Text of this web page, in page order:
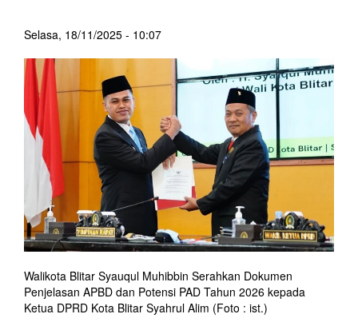
Selasa, 18/11/2025 - 10:07
Walikota Blitar Syauqul Muhibbin Serahkan Dokumen
Penjelasan APBD dan Potensi PAD Tahun 2026 kepada
Ketua DPRD Kota Blitar Syahrul Alim (Foto : ist.)